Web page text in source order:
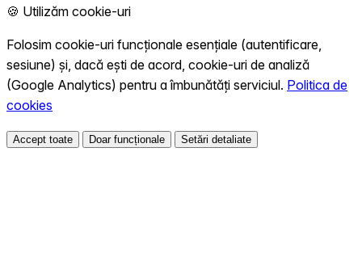
🍪 Utilizăm cookie-uri
Folosim cookie-uri funcționale esențiale (autentificare,
sesiune) și, dacă ești de acord, cookie-uri de analiză
(Google Analytics) pentru a îmbunătăți serviciul. Politica de
cookies
Accept toate Doar funcționale Setări detaliate